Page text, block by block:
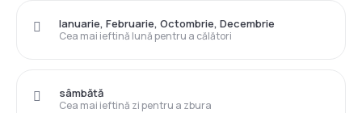
Cea mai ieftină lună pentru a călători
Ianuarie, Februarie, Octombrie, Decembrie
Cea mai ieftină zi pentru a zbura
sâmbătă